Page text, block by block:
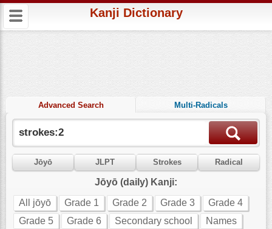
Kanji Dictionary
Advanced Search Multi-Radicals
Jōyō JLPT Strokes Radical
Jōyō (daily) Kanji:
All jōyō
Grade 1 Grade 2 Grade 3
Grade 4
Grade 5
Grade 6 Secondary school
Names